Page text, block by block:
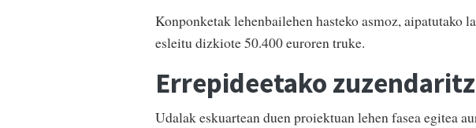
Konponketak lehenbailehen hasteko asmoz, aipatutako
esleitu dizkiote 50.400 euroren truke.
Errepideetako
Udalak eskuartean duen proiektuan lehen fasea egitea